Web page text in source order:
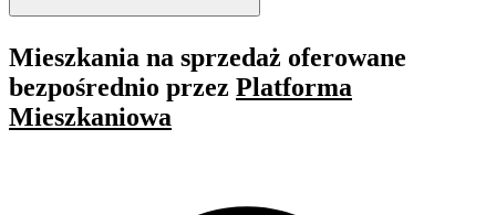
Mieszkania na sprzedaż oferowane
bezpośrednio przez Platforma
Mieszkaniowa